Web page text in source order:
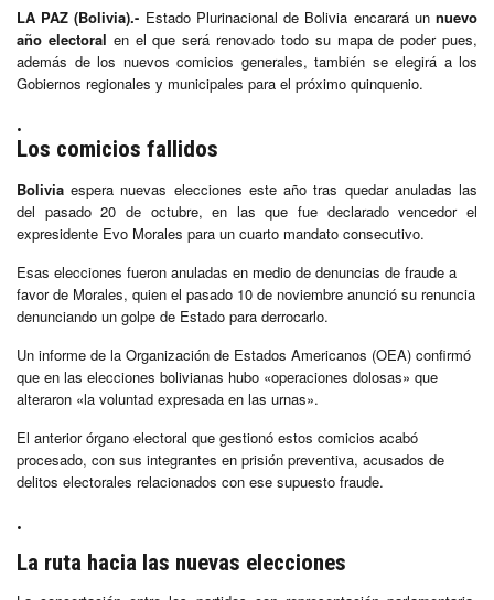
LA PAZ (Bolivia).- Estado Plurinacional de Bolivia encarará unnuevo
año electoral en el que será renovado todo su mapa de poder pues,
además de los nuevos comicios generales, también se elegirá a los
Gobiernos regionales y municipales para el próximo quinquenio.
.
Los comicios fallidos
Bolivia espera nuevas elecciones este año tras quedar anuladas las
del pasado 20 de octubre, en las que fue declarado vencedor el
expresidente Evo Morales para un cuarto mandato consecutivo.
Esas elecciones fueron anuladas en medio de denuncias de fraude a
favor de Morales, quien el pasado 10 de noviembre anunció su renuncia
denunciando un golpe de Estado para derrocarlo.
Un informe de la Organización de Estados Americanos (OEA) confirmó
que en las elecciones bolivianas hubo «operaciones dolosas» que
alteraron «la voluntad expresada en las urnas».
El anterior órgano electoral que gestionó estos comicios acabó
procesado, con sus integrantes en prisión preventiva, acusados de
delitos electorales relacionados con ese supuesto fraude.
.
La ruta hacia las nuevas elecciones